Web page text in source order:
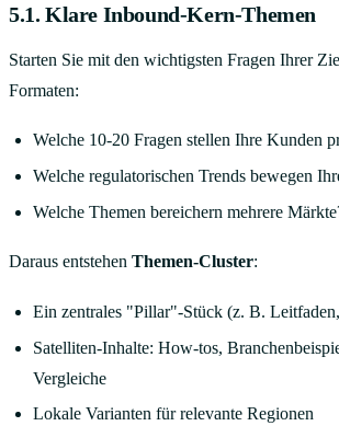
5.1. Klare Inbound-Kern-Themen
Starten Sie mit den wichtigsten Fragen Ihrer
Formaten:
Welche 10-20 Fragen stellen Ihre Kunden
Welche regulatorischen Trends bewegen
Welche Themen bereichern mehrere
Daraus entstehen Themen-Cluster:
Ein zentrales "Pillar"-Stück (z. B.
Satelliten-Inhalte: How-tos,
Vergleiche
Lokale Varianten für relevante Regionen